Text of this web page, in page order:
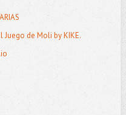
Juego de Moli by KIKE.